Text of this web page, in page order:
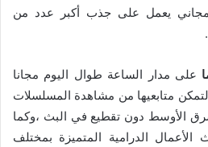
يعمل على جذب أكبر عدد من
على مدار الساعة طوال اليوم مجانا
متابعيها من مشاهدة المسلسلات
الأوسط دون تقطيع في البث ،وكما
الدرامية المتميزة بمختلف